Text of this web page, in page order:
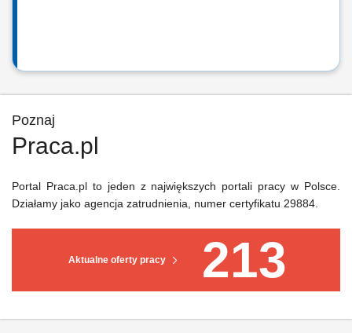
Poznaj
Praca.pl
Aktualne oferty pracy 213
Portal Praca.pl to jeden z największych portali pracy w Polsce.
Działamy jako agencja zatrudnienia, numer certyfikatu 29884.